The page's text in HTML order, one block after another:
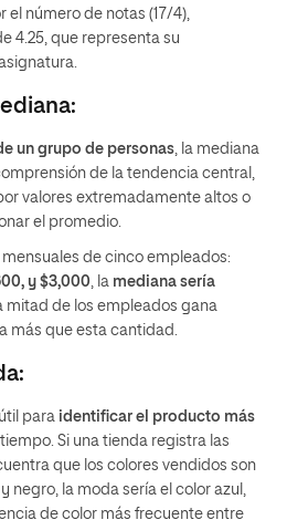
el número de notas (17/4),
4.25, que representa su
un grupo de personas, la mediana
de la tendencia central,
valores extremadamente altos o
el promedio.
de cinco empleados:
y $3,000, la mediana sería
mitad de los empleados gana
más que esta cantidad.
para identificar el producto más
Si una tienda registra las
que los colores vendidos son
negro, la moda sería el color azul,
de color más frecuente entre